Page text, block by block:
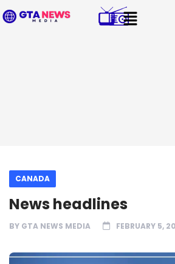
CANADA
News headlines
BY GTA NEWS MEDIA FEBRUARY 5,